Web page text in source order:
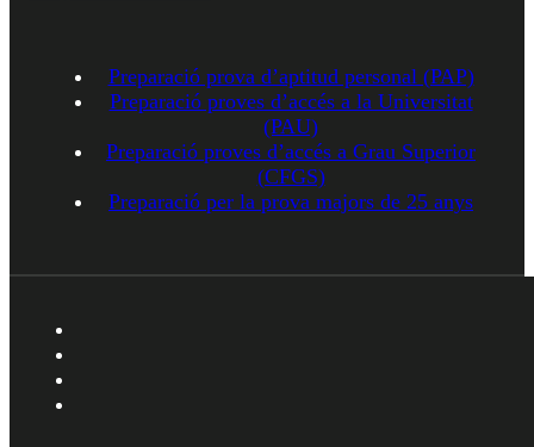
Preparació prova d’aptitud personal (PAP)
Preparació proves d’accés a la Universitat
(PAU)
Preparació proves d’accés a Grau Superior
(CFGS)
Preparació per la prova majors de 25 anys